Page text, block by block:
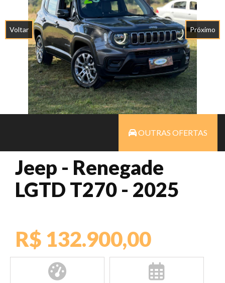
Voltar Próximo
OUTRAS OFERTAS
Jeep - Renegade
LGTD T270 - 2025
R$ 132.900,00